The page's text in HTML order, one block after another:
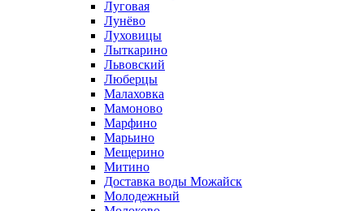
Луговая
Лунёво
Луховицы
Лыткарино
Львовский
Люберцы
Малаховка
Мамоново
Марфино
Марьино
Мещерино
Митино
Доставка воды Можайск
Молодежный